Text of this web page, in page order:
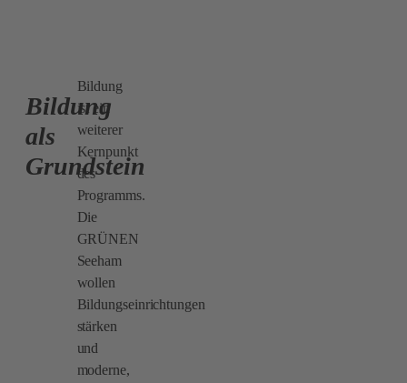
Bildung
als
Grundstein
Bildung
ist ein
weiterer
Kernpunkt
des
Programms.
Die
GRÜNEN
Seeham
wollen
Bildungseinrichtungen
stärken
und
moderne,